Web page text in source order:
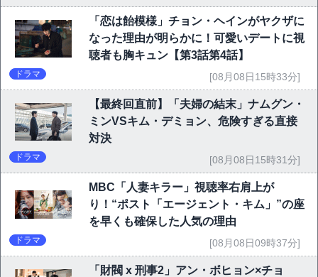
「恋は飴模様」チョン・ヘインがヤクザに
なった理由が明らかに！可愛いデートに視
聴者も胸キュン【第3話第4話】
ドラマ [08月08日15時33分]
【最終回直前】「夫婦の結末」ナムグン・
ミンVSキム・デミョン、危険すぎる直接
対決
ドラマ [08月08日15時31分]
MBC「人妻キラー」視聴率右肩上が
り！“ポスト「エージェント・キム」”の座
を早くも確保した人気の理由
ドラマ [08月08日09時37分]
「財閥 x 刑事2」アン・ボヒョン×チョ